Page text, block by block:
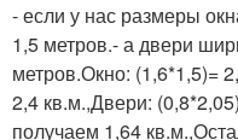
- если у нас размеры
1,5 метров.- а двери
метров.Окно: (1,6*1,5)=
2,4 кв.м.,Двери:
получаем 1,64